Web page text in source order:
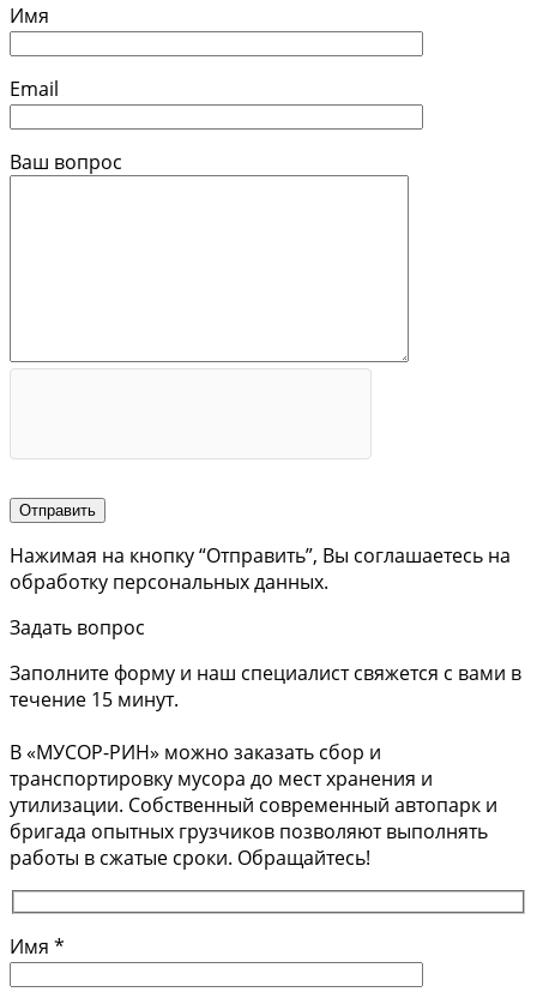
Имя
Email
Ваш вопрос
Отправить
Нажимая на кнопку “Отправить”, Вы соглашаетесь на
обработку персональных данных.
Задать вопрос
Заполните форму и наш специалист свяжется с вами в
течение 15 минут.
В «МУСОР-РИН» можно заказать сбор и
транспортировку мусора до мест хранения и
утилизации. Собственный современный автопарк и
бригада опытных грузчиков позволяют выполнять
работы в сжатые сроки. Обращайтесь!
Имя *